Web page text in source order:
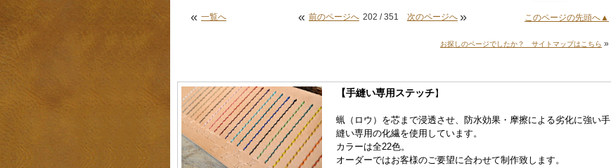
« 一覧へ « 前のページへ 202 / 351 次のページへ » このページの先頭へ▲
お探しのページでしたか？ サイトマップはこちら »
【手縫い専用ステッチ】
蝋（ロウ）を芯まで浸透させ、防水効果・摩擦による劣化に強い手
縫い専用の化繊を使用しています。
カラーは全22色。
オーダーではお客様のご要望に合わせて制作致します。